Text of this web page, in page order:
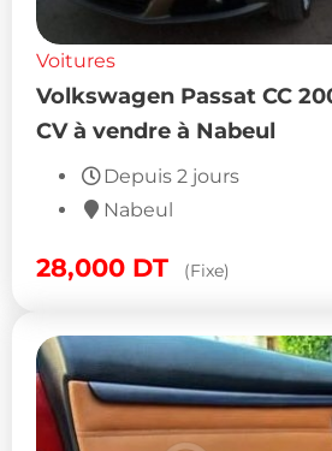
Voitures
Volkswagen Passat CC
CV à vendre à Nabeul
Depuis 2 jours
Nabeul
28,000 DT (Fixe)